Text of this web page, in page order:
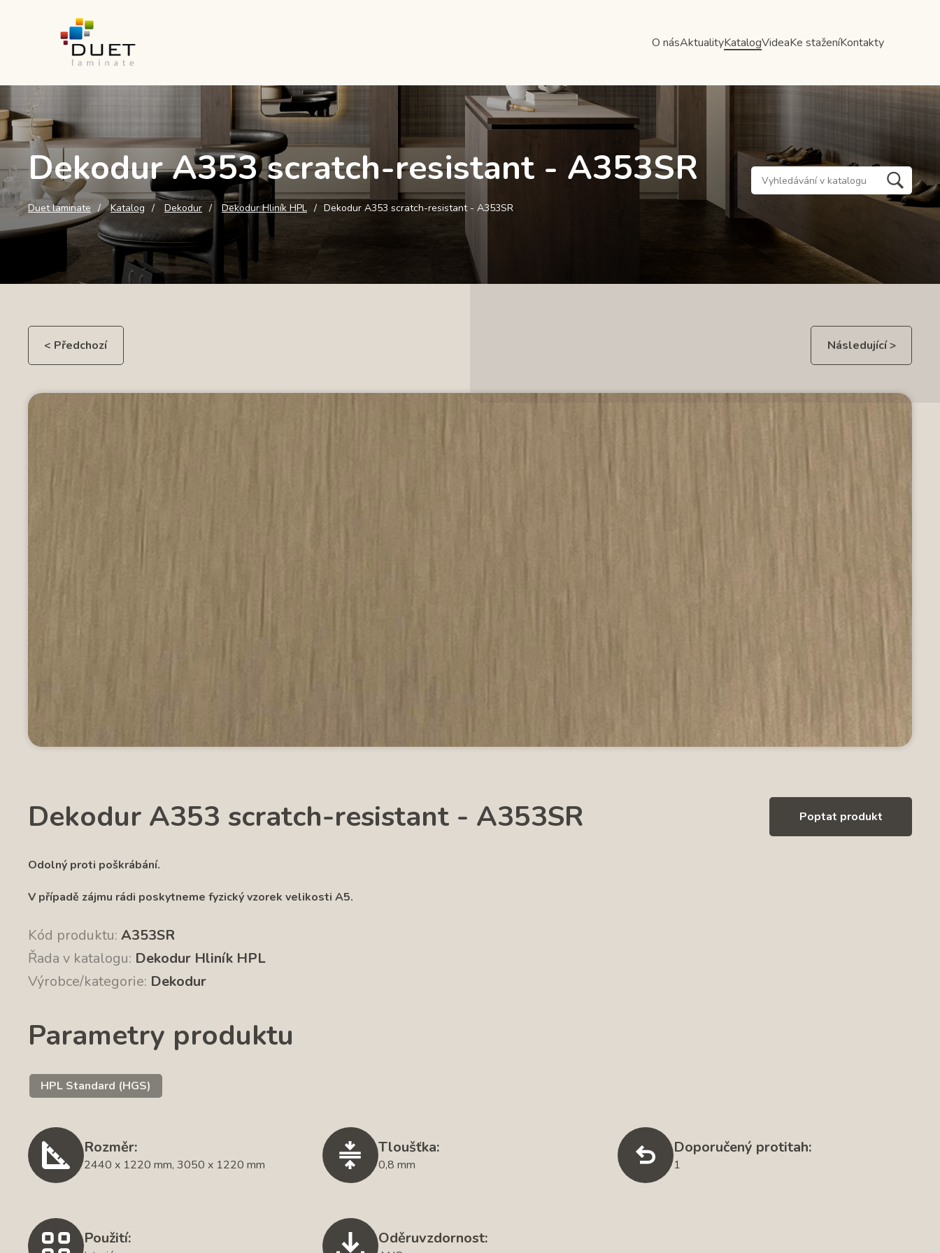
O násAktualityKatalogVideaKe staženíKontakty
Dekodur A353 scratch-resistant - A353SR
Duet laminate Katalog Dekodur Dekodur Hliník HPL Dekodur A353 scratch-resistant - A353SR
< Předchozí Následující >
Dekodur A353 scratch-resistant - A353SR Poptat produkt
Odolný proti poškrábání.
V případě zájmu rádi poskytneme fyzický vzorek velikosti A5.
Kód produktu: A353SR
Řada v katalogu: Dekodur Hliník HPL
Výrobce/kategorie: Dekodur
Parametry produktu
HPL Standard (HGS)
Rozměr:
2440 x 1220 mm, 3050 x 1220 mm
Tloušťka:
0,8 mm
Doporučený protitah:
1
Použití: Oděruvzdornost: